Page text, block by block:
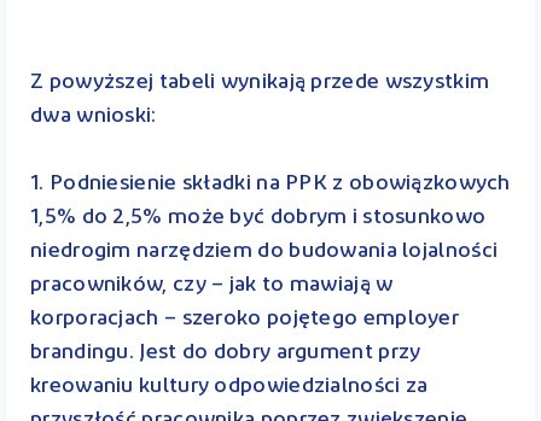
Z powyższej tabeli wynikają przede wszystkim
dwa wnioski:
1. Podniesienie składki na PPK z obowiązkowych
1,5% do 2,5% może być dobrym i stosunkowo
niedrogim narzędziem do budowania lojalności
pracowników, czy – jak to mawiają w
korporacjach – szeroko pojętego employer
brandingu. Jest do dobry argument przy
kreowaniu kultury odpowiedzialności za